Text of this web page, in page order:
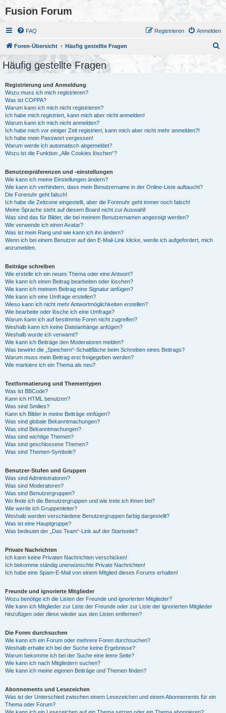
Fusion Forum
FAQ Anmelden
Registrieren
Foren-Übersicht Häufig gestellte Fragen
Häufig gestellte Fragen
Registrierung und Anmeldung
Wozu muss ich mich registrieren?
Was ist COPPA?
Warum kann ich mich nicht registrieren?
Ich habe mich registriert, kann mich aber nicht anmelden!
Warum kann ich mich nicht anmelden?
Ich habe mich vor einiger Zeit registriert, kann mich aber nicht mehr anmelden?!
Ich habe mein Passwort vergessen!
Warum werde ich automatisch abgemeldet?
Wozu ist die Funktion „Alle Cookies löschen“?
Benutzerpräferenzen und -einstellungen
Wie kann ich meine Einstellungen ändern?
Wie kann ich verhindern, dass mein Benutzername in der Online-Liste auftaucht?
Die Forenuhr geht falsch!
Ich habe die Zeitzone eingestellt, aber die Forenuhr geht immer noch falsch!
Meine Sprache steht auf diesem Board nicht zur Auswahl!
Was sind das für Bilder, die bei meinem Benutzernamen angezeigt werden?
Wie verwende ich einen Avatar?
Was ist mein Rang und wie kann ich ihn ändern?
Wenn ich bei einem Benutzer auf den E-Mail-Link klicke, werde ich aufgefordert, mich
anzumelden.
Beiträge schreiben
Wie erstelle ich ein neues Thema oder eine Antwort?
Wie kann ich einen Beitrag bearbeiten oder löschen?
Wie kann ich meinem Beitrag eine Signatur anfügen?
Wie kann ich eine Umfrage erstellen?
Wieso kann ich nicht mehr Antwortmöglichkeiten erstellen?
Wie bearbeite oder lösche ich eine Umfrage?
Warum kann ich auf bestimmte Foren nicht zugreifen?
Weshalb kann ich keine Dateianhänge anfügen?
Weshalb wurde ich verwarnt?
Wie kann ich Beiträge den Moderatoren melden?
Was bewirkt die „Speichern“-Schaltfläche beim Schreiben eines Beitrags?
Warum muss mein Beitrag erst freigegeben werden?
Wie markiere ich ein Thema als neu?
Textformatierung und Thementypen
Was ist BBCode?
Kann ich HTML benutzen?
Was sind Smilies?
Kann ich Bilder in meine Beiträge einfügen?
Was sind globale Bekanntmachungen?
Was sind Bekanntmachungen?
Was sind wichtige Themen?
Was sind geschlossene Themen?
Was sind Themen-Symbole?
Benutzer-Stufen und Gruppen
Was sind Administratoren?
Was sind Moderatoren?
Was sind Benutzergruppen?
Wo finde ich die Benutzergruppen und wie trete ich ihnen bei?
Wie werde ich Gruppenleiter?
Weshalb werden verschiedene Benutzergruppen farbig dargestellt?
Was ist eine Hauptgruppe?
Was bedeutet der „Das Team“-Link auf der Startseite?
Private Nachrichten
Ich kann keine Privaten Nachrichten verschicken!
Ich bekomme ständig unerwünschte Private Nachrichten!
Ich habe eine Spam-E-Mail von einem Mitglied dieses Forums erhalten!
Freunde und ignorierte Mitglieder
Wozu benötige ich die Listen der Freunde und ignorierten Mitglieder?
Wie kann ich Mitglieder zur Liste der Freunde oder zur Liste der ignorierten Mitglieder
hinzufügen oder diese wieder aus den Listen entfernen?
Die Foren durchsuchen
Wie kann ich ein Forum oder mehrere Foren durchsuchen?
Weshalb erhalte ich bei der Suche keine Ergebnisse?
Warum bekomme ich bei der Suche eine leere Seite?
Wie kann ich nach Mitgliedern suchen?
Wie kann ich meine eigenen Beiträge und Themen finden?
Abonnements und Lesezeichen
Was ist der Unterschied zwischen einem Lesezeichen und einem Abonnements für ein
Thema oder Forum?